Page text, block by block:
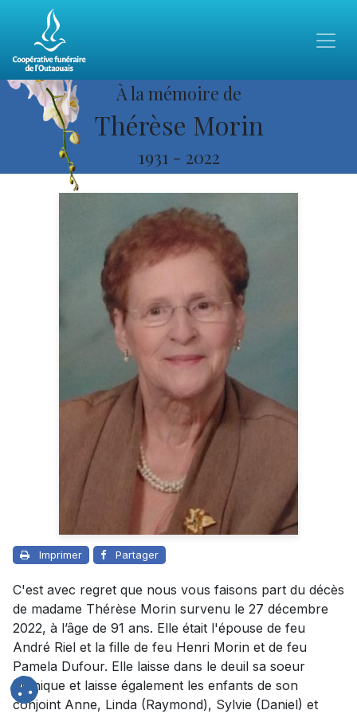
À la mémoire de
Thérèse Morin
1931 - 2022
Imprimer Partager
C'est avec regret que nous vous faisons part du décès
de madame Thérèse Morin survenu le 27 décembre
2022, à l’âge de 91 ans. Elle était l'épouse de feu
André Riel et la fille de feu Henri Morin et de feu
Pamela Dufour. Elle laisse dans le deuil sa soeur
Monique et laisse également les enfants de son
conjoint Anne, Linda (Raymond), Sylvie (Daniel) et